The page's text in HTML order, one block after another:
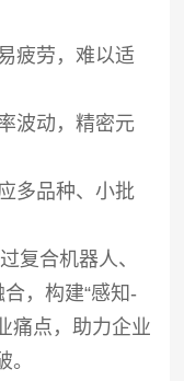
疲劳，难以适
波动，精密元
多品种、小批
复合机器人、
，构建“感知-
痛点，助力企业
。